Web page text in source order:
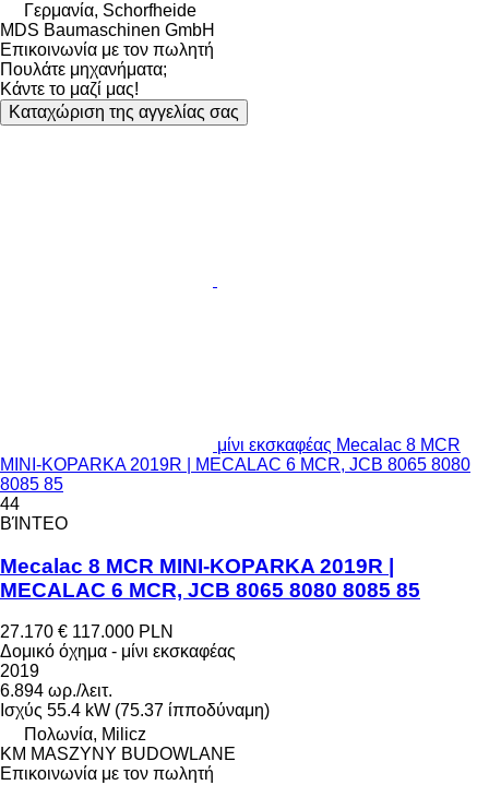
Γερμανία, Schorfheide
MDS Baumaschinen GmbH
Επικοινωνία με τον πωλητή
Πουλάτε μηχανήματα;
Κάντε το μαζί μας!
Καταχώριση της αγγελίας σας
μίνι εκσκαφέας Mecalac 8 MCR
MINI-KOPARKA 2019R | MECALAC 6 MCR, JCB 8065 8080
8085 85
44
ΒΊΝΤΕΟ
Mecalac 8 MCR MINI-KOPARKA 2019R |
MECALAC 6 MCR, JCB 8065 8080 8085 85
27.170 € 117.000 PLN
Δομικό όχημα - μίνι εκσκαφέας
2019
6.894 ωρ./λειτ.
Ισχύς 55.4 kW (75.37 ίπποδύναμη)
Πολωνία, Milicz
KM MASZYNY BUDOWLANE
Επικοινωνία με τον πωλητή